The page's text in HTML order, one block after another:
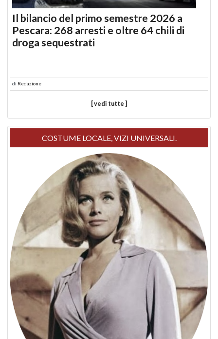
Il bilancio del primo semestre 2026 a
Pescara: 268 arresti e oltre 64 chili di
droga sequestrati
di Redazione
[ vedi tutte ]
COSTUME LOCALE, VIZI UNIVERSALI.